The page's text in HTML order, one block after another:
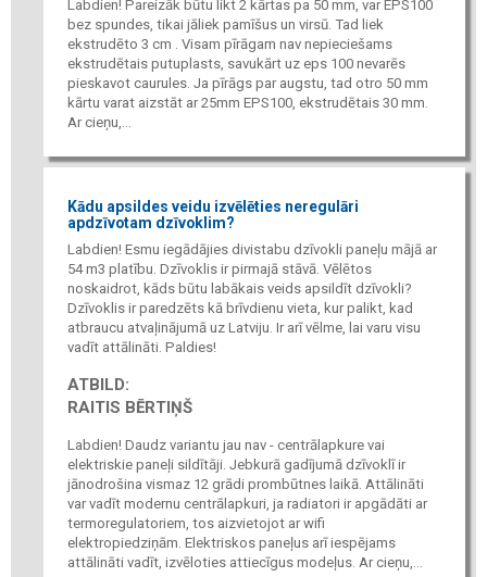
Labdien! Pareizāk būtu likt 2 kārtas pa 50 mm, var EPS100
bez spundes, tikai jāliek pamīšus un virsū. Tad liek
ekstrudēto 3 cm . Visam pīrāgam nav nepieciešams
ekstrudētais putuplasts, savukārt uz eps 100 nevarēs
pieskavot caurules. Ja pīrāgs par augstu, tad otro 50 mm
kārtu varat aizstāt ar 25mm EPS100, ekstrudētais 30 mm.
Ar cieņu,...
Kādu apsildes veidu izvēlēties neregulāri
apdzīvotam dzīvoklim?
Labdien! Esmu iegādājies divistabu dzīvokli paneļu mājā ar
54 m3 platību. Dzīvoklis ir pirmajā stāvā. Vēlētos
noskaidrot, kāds būtu labākais veids apsildīt dzīvokli?
Dzīvoklis ir paredzēts kā brīvdienu vieta, kur palikt, kad
atbraucu atvaļinājumā uz Latviju. Ir arī vēlme, lai varu visu
vadīt attālināti. Paldies!
ATBILD:
RAITIS BĒRTIŅŠ
Labdien! Daudz variantu jau nav - centrālapkure vai
elektriskie paneļi sildītāji. Jebkurā gadījumā dzīvoklī ir
jānodrošina vismaz 12 grādi prombūtnes laikā. Attālināti
var vadīt modernu centrālapkuri, ja radiatori ir apgādāti ar
termoregulatoriem, tos aizvietojot ar wifi
elektropiedziņām. Elektriskos paneļus arī iespējams
attālināti vadīt, izvēloties attiecīgus modeļus. Ar cieņu,...